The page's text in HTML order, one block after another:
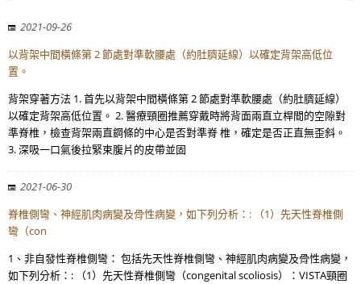
2021-09-26
以背架中間橫條第 2 節處對準軟腰處（約肚臍延線）以確定背架高低位
置。
背架穿著方法 1. 首先以背架中間橫條第 2 節處對準軟腰處（約肚臍延線）
以確定背架高低位置。 2. 醫療頸圈推薦穿戴時將背面兩直立桿間的空隙對
準脊椎，檢查背架兩直鋼條的中心是否對準脊 椎，確定是否正直無歪斜。
3. 深吸一口氣後拉緊束腹片的皮帶並固
2021-06-30
脊椎側彎、神經肌肉病變及骨性病變，如下列分析：: （1）先天性脊椎側
彎（con
1、非自發性脊椎側彎： 包括先天性脊椎側彎、神經肌肉病變及骨性病變，
如下列分析：: （1）先天性脊椎側彎（congenital scoliosis）：VISTA頸圈